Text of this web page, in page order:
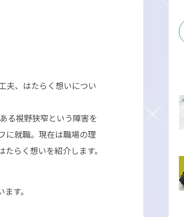
夫、はたらく想いについ
る視野狭窄という障害を
に就職。現在は職場の理
らく想いを紹介します。
す。